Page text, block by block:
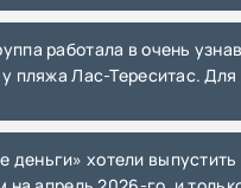
Размер:
Размер:
пляжа Лас-Тереситас. Для